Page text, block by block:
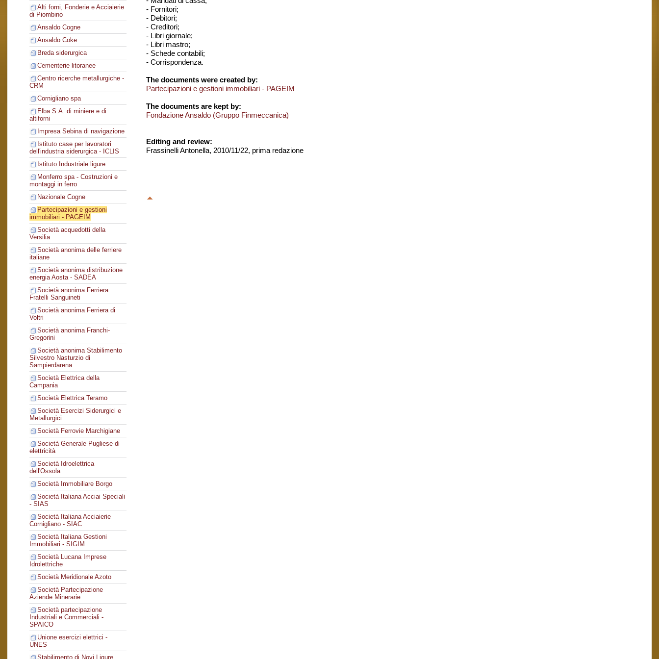
Alti forni, Fonderie e Acciaierie
di Piombino
Ansaldo Cogne
Ansaldo Coke
Breda siderurgica
Cementerie litoranee
Centro ricerche metallurgiche -
CRM
Cornigliano spa
Elba S.A. di miniere e di
altiforni
Impresa Sebina di navigazione
Istituto case per lavoratori
dell'industria siderurgica - ICLIS
Istituto Industriale ligure
Monferro spa - Costruzioni e
montaggi in ferro
Nazionale Cogne
Partecipazioni e gestioni
immobiliari - PAGEIM
Società acquedotti della
Versilia
Società anonima delle ferriere
italiane
Società anonima distribuzione
energia Aosta - SADEA
Società anonima Ferriera
Fratelli Sanguineti
Società anonima Ferriera di
Voltri
Società anonima Franchi-
Gregorini
Società anonima Stabilimento
Silvestro Nasturzio di
Sampierdarena
Società Elettrica della
Campania
Società Elettrica Teramo
Società Esercizi Siderurgici e
Metallurgici
Società Ferrovie Marchigiane
Società Generale Pugliese di
elettricità
Società Idroelettrica
dell'Ossola
Società Immobiliare Borgo
Società Italiana Acciai Speciali
- SIAS
Società Italiana Acciaierie
Cornigliano - SIAC
Società Italiana Gestioni
Immobiliari - SIGIM
Società Lucana Imprese
Idrolettriche
Società Meridionale Azoto
Società Partecipazione
Aziende Minerarie
Società partecipazione
Industriali e Commerciali -
SPAICO
Unione esercizi elettrici -
UNES
Stabilimento di Novi Ligure
- Fornitori;
- Debitori;
- Creditori;
- Libri giornale;
- Libri mastro;
- Schede contabili;
- Corrispondenza.
The documents were created by:
Partecipazioni e gestioni immobiliari - PAGEIM
The documents are kept by:
Fondazione Ansaldo (Gruppo Finmeccanica)
Editing and review:
Frassinelli Antonella, 2010/11/22, prima redazione